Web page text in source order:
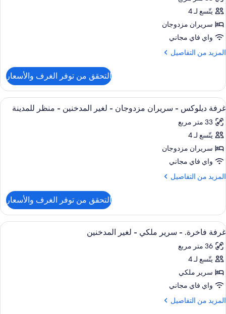
المدخنين
غرفة
ديلوكس
-
سريران
مزدوجان
للمدخنين
يتّسع لـ 4
سريران مزدوجان
واي فاي مجاني
المزيد من التفاصيل
المزيد
غرفة
ديلوكس
-
سريران
مزدوجان
للمدخنين
التحقق من توفر الغرف والأسعار
استعراض
جميع
صور
غرفة
ديلوكس
-
سريران
مزدوجان
لغير
المدخنين
-
منظر
للمدينة
ألحفة محشوة بالريش وأسرّة بطبقة
7
غرفة ديلوكس - سريران مزدوجان - لغير المدخنين - منظر للمدينة
33 متر مربع
يتّسع لـ 4
سريران مزدوجان
واي فاي مجاني
المزيد من التفاصيل
المزيد
غرفة
ديلوكس
-
سريران
مزدوجان
المدخنين
-
للمدينة
التحقق من توفر الغرف والأسعار
استعراض
جميع
صور
غرفة
فاخرة.
-
سرير
ملكي
ألحفة محشوة بالريش وأسرّة بطبقة
6
غرفة فاخرة. - سرير ملكي - لغير المدخنين
36 متر مربع
يتّسع لـ 4
سرير ملكي
واي فاي مجاني
المزيد من التفاصيل
المزيد